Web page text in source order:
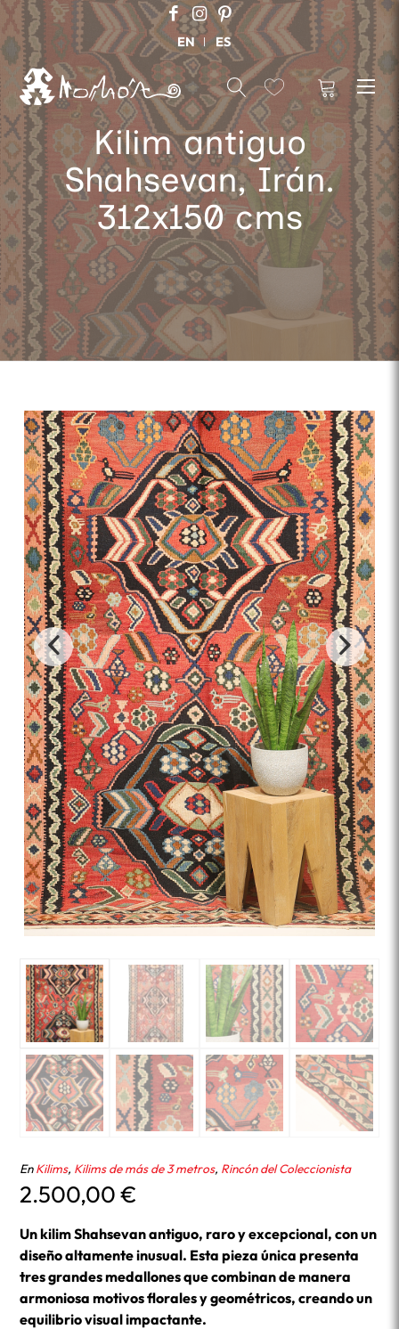
EN ES
Kilim antiguo
Shahsevan, Irán.
312x150 cms
EnKilims, Kilims de más de 3 metros, Rincón del Coleccionista
2.500,00€
Un kilim Shahsevan antiguo, raro y excepcional, con un
diseño altamente inusual. Esta pieza única presenta
tres grandes medallones que combinan de manera
armoniosa motivos florales y geométricos, creando un
equilibrio visual impactante.